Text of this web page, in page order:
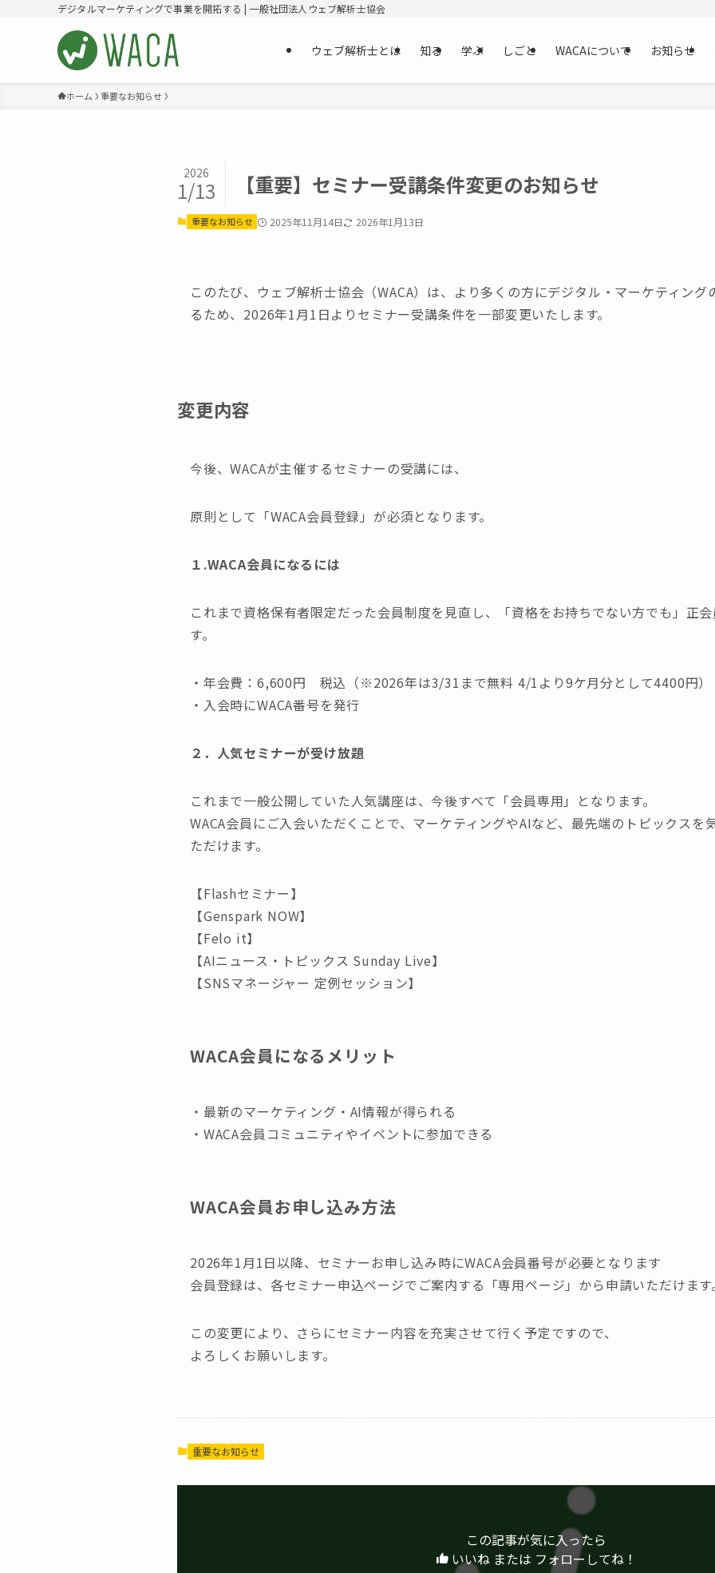
デジタルマーケティングで事業を開拓する | 一般社団法人ウェブ解析士協会
ウェブ解析士とは 知る 学ぶ しごと WACAについて お知らせ
ホーム 重要なお知らせ
【重要】セミナー受講条件変更のお知らせ
2026
1/13
重要なお知らせ 2025年11月14日 2026年1月13日
このたび、ウェブ解析士協会（WACA）は、より多くの方にデジタル・マーケティン
るため、2026年1月1日よりセミナー受講条件を一部変更いたします。
変更内容
今後、WACAが主催するセミナーの受講には、
原則として「WACA会員登録」が必須となります。
１.WACA会員になるには
これまで資格保有者限定だった会員制度を見直し、「資格をお持ちでない方でも」正
す。
・年会費：6,600円 税込（※2026年は3/31まで無料 4/1より9ケ月分として4400円）
・入会時にWACA番号を発行
２．人気セミナーが受け放題
これまで一般公開していた人気講座は、今後すべて「会員専用」となります。
WACA会員にご入会いただくことで、マーケティングやAIなど、最先端のトピックスを
ただけます。
【Flashセミナー】
【Genspark NOW】
【Felo it】
【AIニュース・トピックス Sunday Live】
【SNSマネージャー 定例セッション】
WACA会員になるメリット
・最新のマーケティング・AI情報が得られる
・WACA会員コミュニティやイベントに参加できる
WACA会員お申し込み方法
2026年1月1日以降、セミナーお申し込み時にWACA会員番号が必要となります
会員登録は、各セミナー申込ページでご案内する「専用ページ」から申請いただけます
この変更により、さらにセミナー内容を充実させて行く予定ですので、
よろしくお願いします。
重要なお知らせ
この記事が気に入ったら
いいね または フォローしてね！